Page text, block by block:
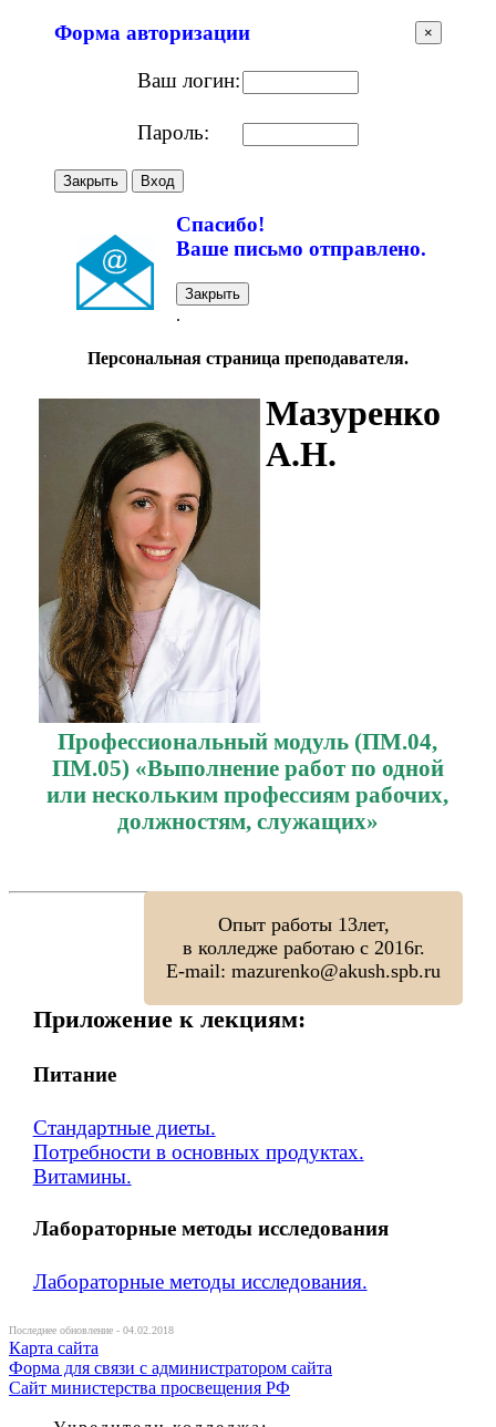
×
Форма авторизации
Ваш логин:
Пароль:
Закрыть Вход
Спасибо!
Ваше письмо отправлено.
Закрыть
.
Персональная страница преподавателя.
Мазуренко
А.Н.
Профессиональный модуль (ПМ.04,
ПМ.05) «Выполнение работ по одной
или нескольким профессиям рабочих,
должностям, служащих»
Опыт работы 13лет,
в колледже работаю с 2016г.
E-mail: mazurenko@akush.spb.ru
Приложение к лекциям:
Питание
Стандартные диеты.
Потребности в основных продуктах.
Витамины.
Лабораторные методы исследования
Лабораторные методы исследования.
Последнее обновление - 04.02.2018
Карта сайта
Форма для связи с администратором сайта
Сайт министерства просвещения РФ